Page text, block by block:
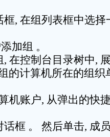
框, 在组列表框中选
加组 。
在控制台目录树中,
的计算机所在的组
机账户, 从弹出的快
框 。 然后单击, 成